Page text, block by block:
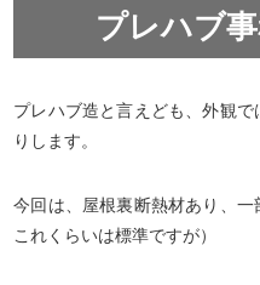
プレハブ
プレハブ造と言えども、外観
りします。
今回は、屋根裏断熱材あり、一
これくらいは標準ですが）